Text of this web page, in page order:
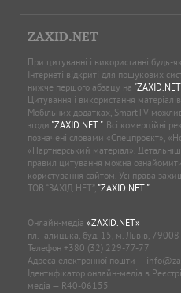
ZAXID.NET
При цитуванні і використанні будь-
Інтернеті відкриті для пошукових
нижче першого абзацу на
Цитування і використання
Мобільних додатках, SmartTV
згоди "ZAXID.NET ". Всі комерційні
позначені словами «Спецпроєкт»,
«Партнерський матеріал».
правил цитування можна
користування сайтом. Усі права
ТОВ “ЗАХІД.НЕТ”, "ZAXID.NET ".
Онлайн-медіа «ZAXID.NET»
пл. Галицька, буд. 15, м. Львів, 79008
Телефон +380 (32) 229-77-77
Адреса електронної пошти —
Ідентифікатор онлайн-медіа в
медіа — R40-06155